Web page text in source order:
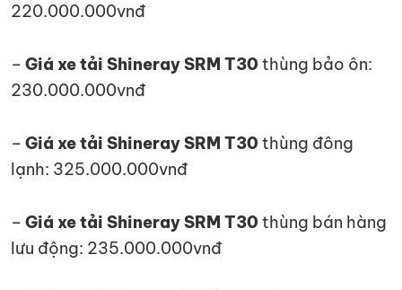
220.000.000vnđ
– Giá xe tải Shineray SRM T30 thùng bảo ôn:
230.000.000vnđ
– Giá xe tải Shineray SRM T30 thùng đông
lạnh: 325.000.000vnđ
– Giá xe tải Shineray SRM T30 thùng bán hàng
lưu động: 235.000.000vnđ